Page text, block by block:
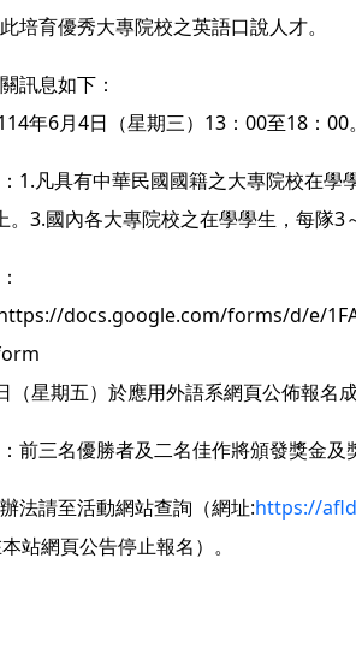
培育優秀大專院校之英語口說人才。
訊息如下：
年6月4日（星期三）13：00至18：
1.凡具有中華民國國籍之大專院校在
。3.國內各大專院校之在學學生，每隊3
docs.google.com/forms/d/e/
（星期五）於應用外語系網頁公佈報名成
前三名優勝者及二名佳作將頒發獎金及
法請至活動網站查詢（網址:https://
站網頁公告停止報名）。